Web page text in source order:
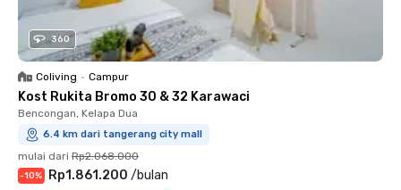
360
Coliving • Campur
Kost Rukita Bromo 30 & 32 Karawaci
Bencongan, Kelapa Dua
6.4 km dari tangerang city mall
mulai dari Rp2.068.000
-10% Rp1.861.200 /bulan